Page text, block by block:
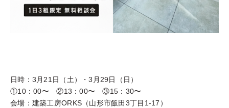
日時：3月21日（土）・3月29日（日）
①10：00〜 ②13：00〜 ③15：30〜
会場：建築工房ORKS（山形市飯田3丁目1-17）